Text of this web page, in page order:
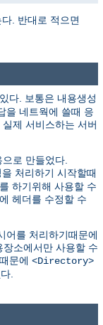
. 반대로 적으면
다. 보통은 내용생성
을 네트웍에 쓸때 응
제 서비스하는 서버
로 만들었다.
처리하기 시작할때
하기위해 사용할 수
헤더를 수정할 수
어를 처리하기때문에
소에서만 사용할 수
문에 <Directory>
.